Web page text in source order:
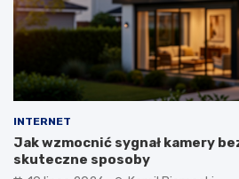
INTERNET
Jak wzmocnić sygnał kamery
skuteczne sposoby